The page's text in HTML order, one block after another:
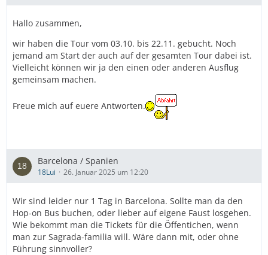
Hallo zusammen,
wir haben die Tour vom 03.10. bis 22.11. gebucht. Noch
jemand am Start der auch auf der gesamten Tour dabei ist.
Vielleicht können wir ja den einen oder anderen Ausflug
gemeinsam machen.
Freue mich auf euere Antworten.
Barcelona / Spanien
18Lui 26. Januar 2025 um 12:20
Wir sind leider nur 1 Tag in Barcelona. Sollte man da den
Hop-on Bus buchen, oder lieber auf eigene Faust losgehen.
Wie bekommt man die Tickets für die Öffentichen, wenn
man zur Sagrada-familia will. Wäre dann mit, oder ohne
Führung sinnvoller?